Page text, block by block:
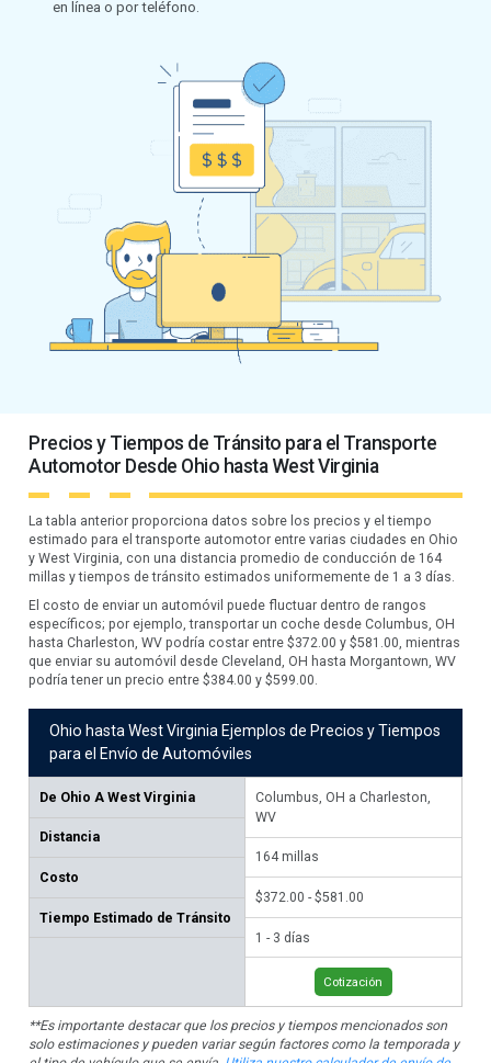
en línea o por teléfono.
Precios y Tiempos de Tránsito para el Transporte
Automotor Desde Ohio hasta West Virginia
La tabla anterior proporciona datos sobre los precios y el tiempo
estimado para el transporte automotor entre varias ciudades en Ohio
y West Virginia, con una distancia promedio de conducción de 164
millas y tiempos de tránsito estimados uniformemente de 1 a 3 días.
El costo de enviar un automóvil puede fluctuar dentro de rangos
específicos; por ejemplo, transportar un coche desde Columbus, OH
hasta Charleston, WV podría costar entre $372.00 y $581.00, mientras
que enviar su automóvil desde Cleveland, OH hasta Morgantown, WV
podría tener un precio entre $384.00 y $599.00.
Ohio hasta West Virginia Ejemplos de Precios y Tiempos
para el Envío de Automóviles
De Ohio A West Virginia
Distancia
Costo
Tiempo Estimado de Tránsito
Columbus, OH a Charleston,
WV
164millas
$372.00 - $581.00
1 - 3 días
Cotización
**Es importante destacar que los precios y tiempos mencionados son
solo estimaciones y pueden variar según factores como la temporada y